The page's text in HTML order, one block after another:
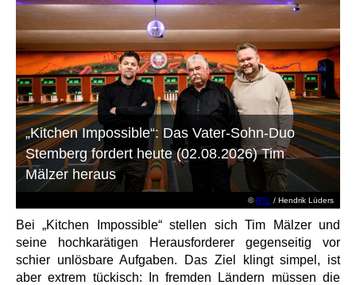
©RTL / Hendrik Lüders
„Kitchen Impossible“: Das Vater-Sohn-Duo
Stemberg fordert heute (02.08.2026) Tim
Mälzer heraus
Bei „Kitchen Impossible“ stellen sich Tim Mälzer und
seine hochkarätigen Herausforderer gegenseitig vor
schier unlösbare Aufgaben. Das Ziel klingt simpel, ist
aber extrem tückisch: In fremden Ländern müssen die